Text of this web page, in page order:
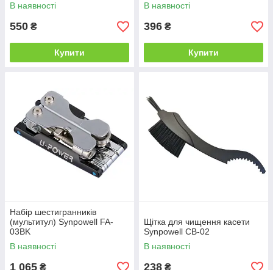
В наявності
550 ₴
Купити
В наявності
396 ₴
Купити
Набір шестигранників
(мультитул) Synpowell FA-
03BK
В наявності
1 065 ₴
Щітка для чищення касети
Synpowell CB-02
В наявності
238 ₴